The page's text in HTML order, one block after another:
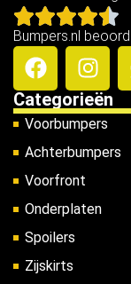
Bumpers.nl
Categorieën
Voorbumpers
Achterbumpers
Voorfront
Onderplaten
Spoilers
Zijskirts